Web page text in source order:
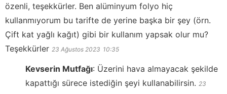
özenli, teşekkürler. Ben alüminyum folyo hiç
kullanmıyorum bu tarifte de yerine başka bir şey (örn.
Çift kat yağlı kağıt) gibi bir kullanım yapsak olur mu?
Teşekkürler 23 Ağustos 2023 10:35
Kevserin Mutfağı: Üzerini hava almayacak şekilde
kapattığı sürece istediğin şeyi kullanabilirsin. 23